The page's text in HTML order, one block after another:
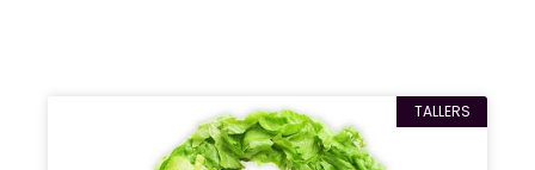
TALLERS